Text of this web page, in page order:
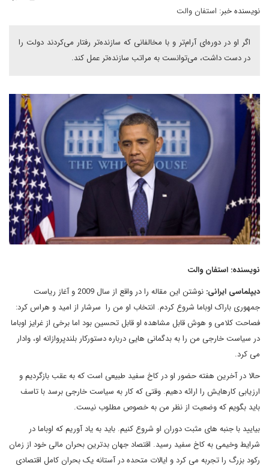
نویسنده خبر: استفان والت
اگر او در دوره‌ای آرام‌تر و با مخالفانی که سازنده‌تر رفتار می‌کردند دولت را
در دست داشت، می‌توانست به مراتب سازنده‌تر عمل کند.
نویسنده: استفان والت
دیپلماسی ایرانی:
نوشتن این مقاله را در واقع از سال 2009 و آغاز ریاست
جمهوری باراک اوباما شروع کردم. انتخاب او من را سرشار از امید و هراس کرد:
فصاحت کلامی و هوش قابل مشاهده او قابل تحسین بود اما برخی از غرایز اوباما
در سیاست خارجی من را به بدگمانی هایی درباره دستورکار بلندپروازانه او، وادار
می کرد.
حالا در آخرین هفته حضور او در کاخ سفید طبیعی است که به عقب بازگردیم و
ارزیابی کارهایش را ارائه دهیم. وقتی که کار به سیاست خارجی برسد با تاسف
باید بگویم که وضعیت از نظر من به خصوص مطلوب نیست.
بیایید با جنبه های مثبت دوران او شروع کنیم. باید به یاد آوریم که اوباما در
شرایط وخیمی به کاخ سفید رسید. اقتصاد جهان بدترین بحران مالی خود از زمان
رکود بزرگ را تجربه می کرد و ایالات متحده در آستانه یک بحران کامل اقتصادی